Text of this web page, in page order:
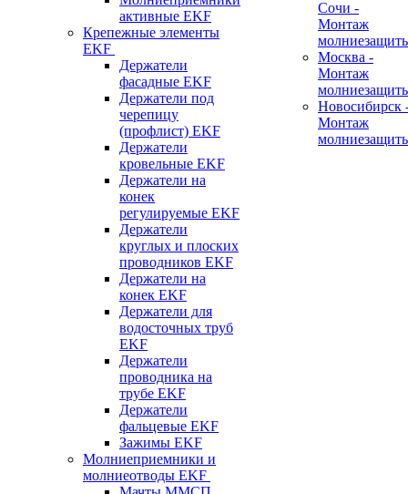
активные EKF
Крепежные элементы
EKF
Держатели
фасадные EKF
Держатели под
черепицу
(профлист) EKF
Держатели
кровельные EKF
Держатели на
конек
регулируемые EKF
Держатели
круглых и плоских
проводников EKF
Держатели на
конек EKF
Держатели для
водосточных труб
EKF
Держатели
проводника на
трубе EKF
Держатели
фальцевые EKF
Зажимы EKF
Молниеприемники и
молниеотводы EKF
Сочи -
Монтаж
Москва -
Монтаж
Новосибирск
Монтаж